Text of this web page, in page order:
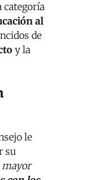
categoría
al
de
y la
le
su
mayor